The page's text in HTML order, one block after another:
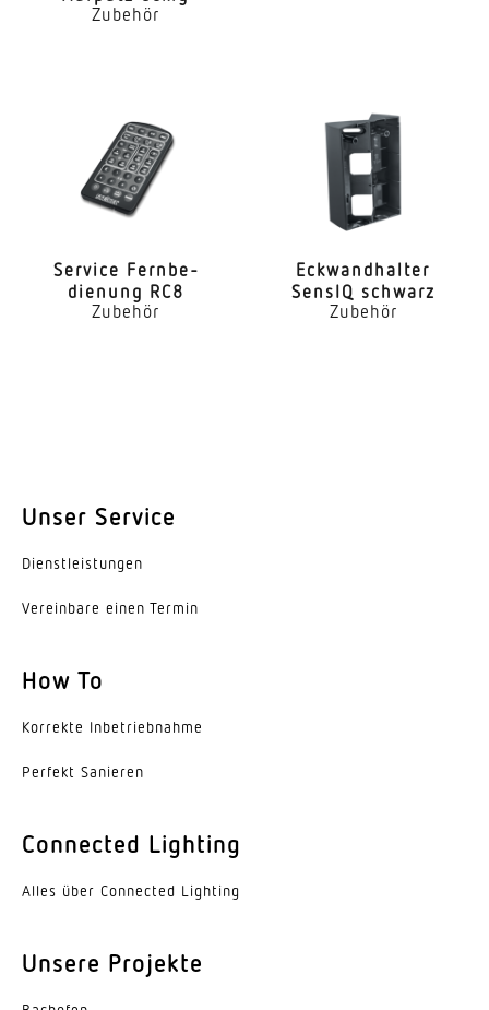
Zubehör
Service Fern­be­
dienung RC8
Zubehör
Eckwand­halter
SensIQ schwarz
Zubehör
Unser Service
Dienst­leis­tungen
Vereinbare einen Termin
How To
Korrekte Inbe­trieb­nahme
Perfekt Sanieren
Connected Lighting
Alles über Connected Lighting
Unsere Projekte